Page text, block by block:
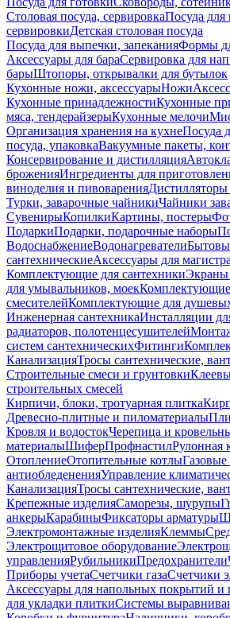
Столовая посуда, сервировкаПосуда для
сервировкиДетская столовая посуда
Посуда для выпечки, запеканияФормы
Аксессуары для бараСервировка для
барыШтопоры, открывалки для бутылок
Кухонные ножи, аксессуарыНожи
Кухонные принадлежностиКухонные
мяса, тендерайзерыКухонные мелочи
Организация хранения на кухнеПосуда
посуда, упаковкаВакуумные пакеты,
Консервирование и дистилляция
броженияИнгредиенты для
виноделия и пивоварения
Турки, заварочные чайникиЧайники
СувенирыКопилкиКартины, постеры
ПодаркиПодарки, подарочные наборы
ВодоснабжениеВодонагреватели
сантехническиеАксессуары для
Комплектующие для сантехникиЭкраны
для умывальников, моекКомплектующие
смесителейКомплектующие для
Инженерная сантехникаИнсталляции
радиаторов, полотенцесушителей
систем сантехническихФитинги
КанализацияТросы сантехнические,
Строительные смеси и грунтовки
строительных смесей
Кирпичи, блоки, тротуарная плитка
Древесно-плитные и пиломатериалы
Кровля и водостокЧерепица и
материалыШиферПрофнастилРулонная
ОтоплениеОтопительные котлыГазовые
антиобледененияУправление
КанализацияТросы сантехнические,
Крепежные изделияСаморезы, шурупы
анкерыКарабиныФиксаторы арматуры
Электромонтажные изделияКлеммы
Электрощитовое оборудование
управленияРубильникиПредохранители
Приборы учетаСчетчики газаСчетчики
Аксессуары для напольных покрытий и
для укладки плиткиСистемы